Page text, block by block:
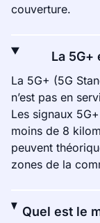
couverture.
La
La 5G+ (5G
n’est pas en
Les signaux
moins de 8
peuvent
zones de la
Quel est le